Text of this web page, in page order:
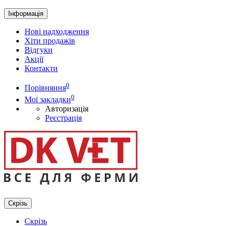
Інформація
Нові надходження
Хіти продажів
Відгуки
Акції
Контакти
Порівняння0
Мої закладки0
Авторизація
Реєстрація
Скрізь
Скрізь